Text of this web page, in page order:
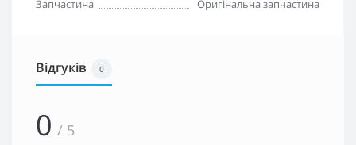
Запчастина
Оригінальна запчастина
Відгуків 0
0 / 5